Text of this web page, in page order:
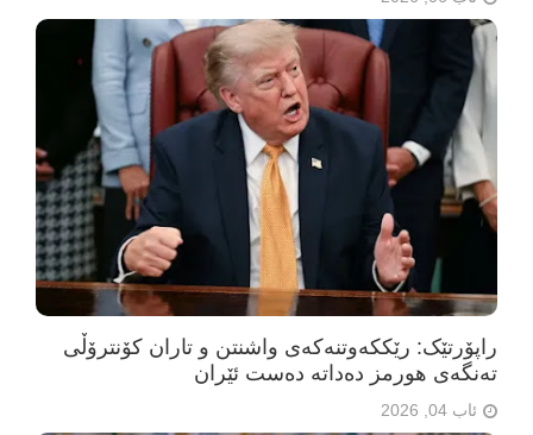
راپۆرتێک: رێککەوتنەکەی واشنتن و تاران کۆنترۆڵی
تەنگەی هورمز دەداتە دەست ئێران
ئاب 04, 2026